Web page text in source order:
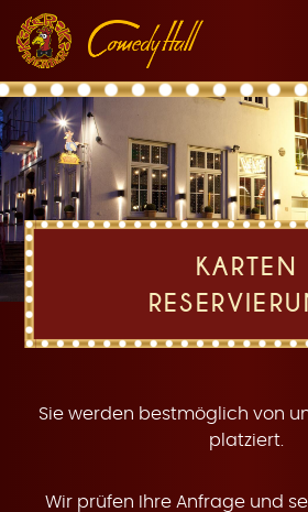
Hauptnavigation
Inhalt
Fußnavigation
K
a
r
KARTEN
Sie werden bestmöglich von
platziert.
Wir prüfen Ihre Anfrage und